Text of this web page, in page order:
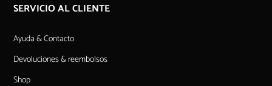
SERVICIO AL CLIENTE
Ayuda & Contacto
Devoluciones & reembolsos
Shop